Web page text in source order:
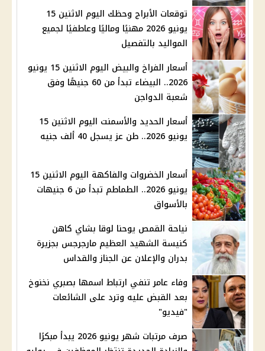
توقعات الأبراج وحظك اليوم الاثنين 15
يونيو 2026 مهنيًا وماليًا وعاطفيًا لجميع
المواليد بالتفصيل
أسعار الفراخ والبيض اليوم الاثنين 15 يونيو
2026.. البيضاء تبدأ من 60 جنيهًا وفق
شعبة الدواجن
أسعار الحديد والأسمنت اليوم الاثنين 15
يونيو 2026.. طن عز يسجل 40 ألف جنيه
أسعار الخضروات والفاكهة اليوم الاثنين 15
يونيو 2026.. الطماطم تبدأ من 6 جنيهات
بالأسواق
نياحة القمص يوحنا لوقا بشاي كاهن
كنيسة الشهيد العظيم مارجرجس بجزيرة
بدران والإعلان عن الجناز والقداس
وفاء عامر تنفي ارتباط اسمها بصبري نخنوخ
بعد القبض عليه وترد على الشائعات
"فيديو"
صرف مرتبات شهر يونيو 2026 يبدأ مبكرًا